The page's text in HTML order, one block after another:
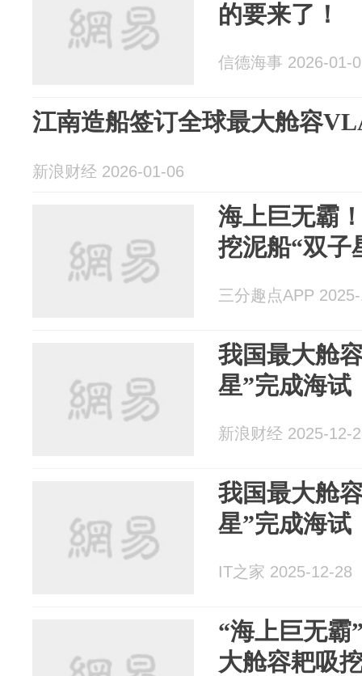
的要来了！
信德海事 2026-01-
江南造船签订全球最大舱容
新浪财经 2026-01-06
海上巨无霸
挖泥船“双子
三分趣点APP
我国最大舱
星”完成海试
新浪财经 2025-12-
我国最大舱
星”完成海试
IT之家 2025-12-28
“海上巨无霸
大舱容耙吸